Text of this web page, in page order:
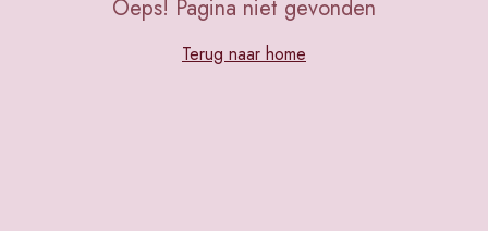
Oeps! Pagina niet gevonden
Terug naar home